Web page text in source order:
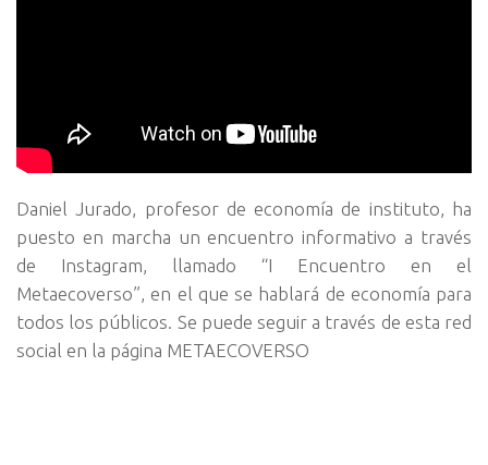
Daniel Jurado, profesor de economía de instituto, ha
puesto en marcha un encuentro informativo a través
de Instagram, llamado “I Encuentro en el
Metaecoverso”, en el que se hablará de economía para
todos los públicos. Se puede seguir a través de esta red
social en la página METAECOVERSO